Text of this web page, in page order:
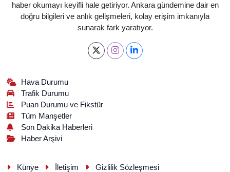
haber okumayı keyifli hale getiriyor. Ankara gündemine dair en
doğru bilgileri ve anlık gelişmeleri, kolay erişim imkanıyla
sunarak fark yaratıyor.
Hava Durumu
Trafik Durumu
Puan Durumu ve Fikstür
Tüm Manşetler
Son Dakika Haberleri
Haber Arşivi
Künye İletişim Gizlilik Sözleşmesi